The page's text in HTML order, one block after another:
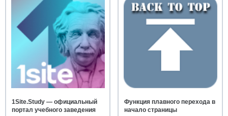
1Site.Study — официальный
портал учебного заведения
Функция плавного перехода в
начало страницы